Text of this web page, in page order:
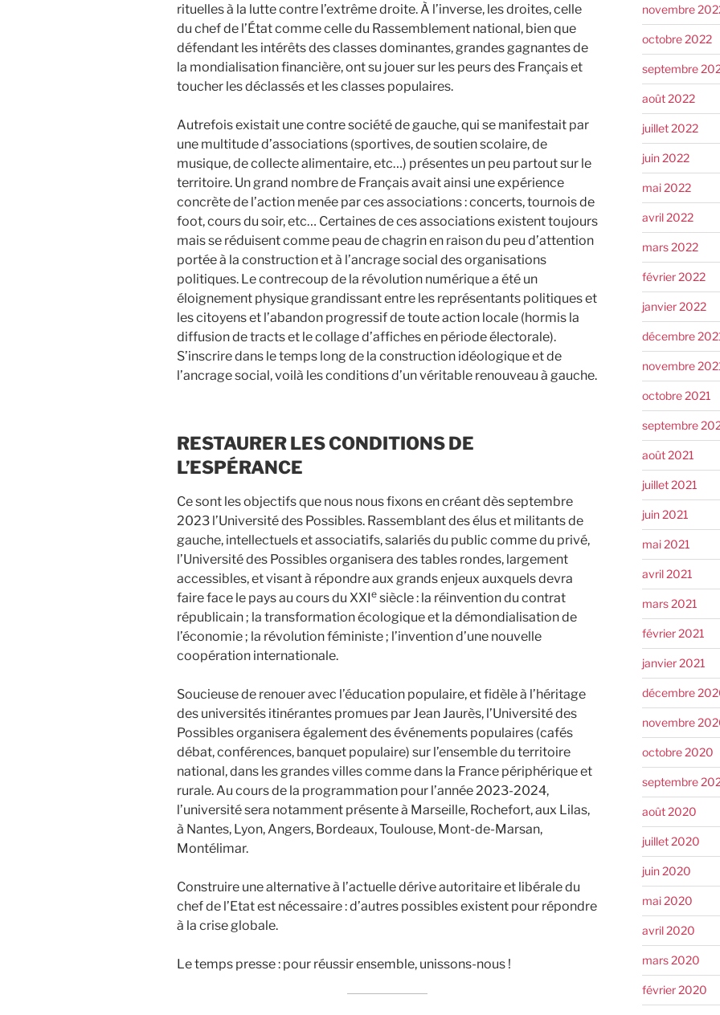
rituelles à la lutte contre l’extrême droite. À l’inverse, les droites, celle
du chef de l’État comme celle du Rassemblement national, bien que
défendant les intérêts des classes dominantes, grandes gagnantes de
la mondialisation financière, ont su jouer sur les peurs des Français et
toucher les déclassés et les classes populaires.
Autrefois existait une contre société de gauche, qui se manifestait par
une multitude d’associations (sportives, de soutien scolaire, de
musique, de collecte alimentaire, etc…) présentes un peu partout sur le
territoire. Un grand nombre de Français avait ainsi une expérience
concrète de l’action menée par ces associations : concerts, tournois de
foot, cours du soir, etc… Certaines de ces associations existent toujours
mais se réduisent comme peau de chagrin en raison du peu d’attention
portée à la construction et à l’ancrage social des organisations
politiques. Le contrecoup de la révolution numérique a été un
éloignement physique grandissant entre les représentants politiques et
les citoyens et l’abandon progressif de toute action locale (hormis la
diffusion de tracts et le collage d’affiches en période électorale).
S’inscrire dans le temps long de la construction idéologique et de
l’ancrage social, voilà les conditions d’un véritable renouveau à gauche.
RESTAURER LES CONDITIONS DE
L’ESPÉRANCE
Ce sont les objectifs que nous nous fixons en créant dès septembre
2023 l’Université des Possibles. Rassemblant des élus et militants de
gauche, intellectuels et associatifs, salariés du public comme du privé,
l’Université des Possibles organisera des tables rondes, largement
accessibles, et visant à répondre aux grands enjeux auxquels devra
faire face le pays au cours du XXIe siècle : la réinvention du contrat
républicain ; la transformation écologique et la démondialisation de
l’économie ; la révolution féministe ; l’invention d’une nouvelle
coopération internationale.
Soucieuse de renouer avec l’éducation populaire, et fidèle à l’héritage
des universités itinérantes promues par Jean Jaurès, l’Université des
Possibles organisera également des événements populaires (cafés
débat, conférences, banquet populaire) sur l’ensemble du territoire
national, dans les grandes villes comme dans la France périphérique et
rurale. Au cours de la programmation pour l’année 2023-2024,
l’université sera notamment présente à Marseille, Rochefort, aux Lilas,
à Nantes, Lyon, Angers, Bordeaux, Toulouse, Mont-de-Marsan,
Montélimar.
Construire une alternative à l’actuelle dérive autoritaire et libérale du
chef de l’Etat est nécessaire : d’autres possibles existent pour répondre
à la crise globale.
Le temps presse : pour réussir ensemble, unissons-nous !
novembre
octobre 2022
septembre
août 2022
juillet 2022
juin 2022
mai 2022
avril 2022
mars 2022
février 2022
janvier 2022
décembre
novembre
octobre 2021
septembre
août 2021
juillet 2021
juin 2021
mai 2021
avril 2021
mars 2021
février 2021
janvier 2021
décembre
novembre
octobre 2020
septembre
août 2020
juillet 2020
juin 2020
mai 2020
avril 2020
mars 2020
février 2020